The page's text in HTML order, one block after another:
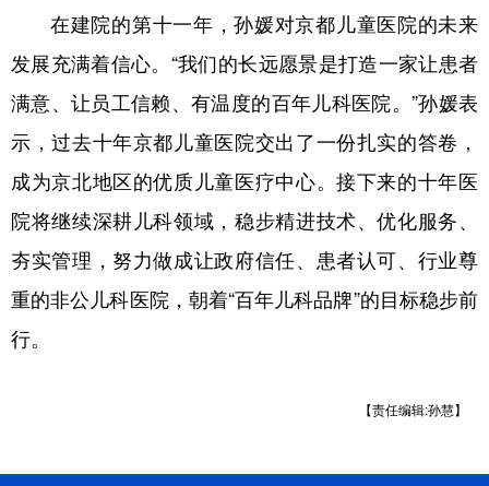
在建院的第十一年，孙媛对京都儿童医院的未来
发展充满着信心。“我们的长远愿景是打造一家让患者
满意、让员工信赖、有温度的百年儿科医院。”孙媛表
示，过去十年京都儿童医院交出了一份扎实的答卷，
成为京北地区的优质儿童医疗中心。接下来的十年医
院将继续深耕儿科领域，稳步精进技术、优化服务、
夯实管理，努力做成让政府信任、患者认可、行业尊
重的非公儿科医院，朝着“百年儿科品牌”的目标稳步前
行。
【责任编辑:孙慧】